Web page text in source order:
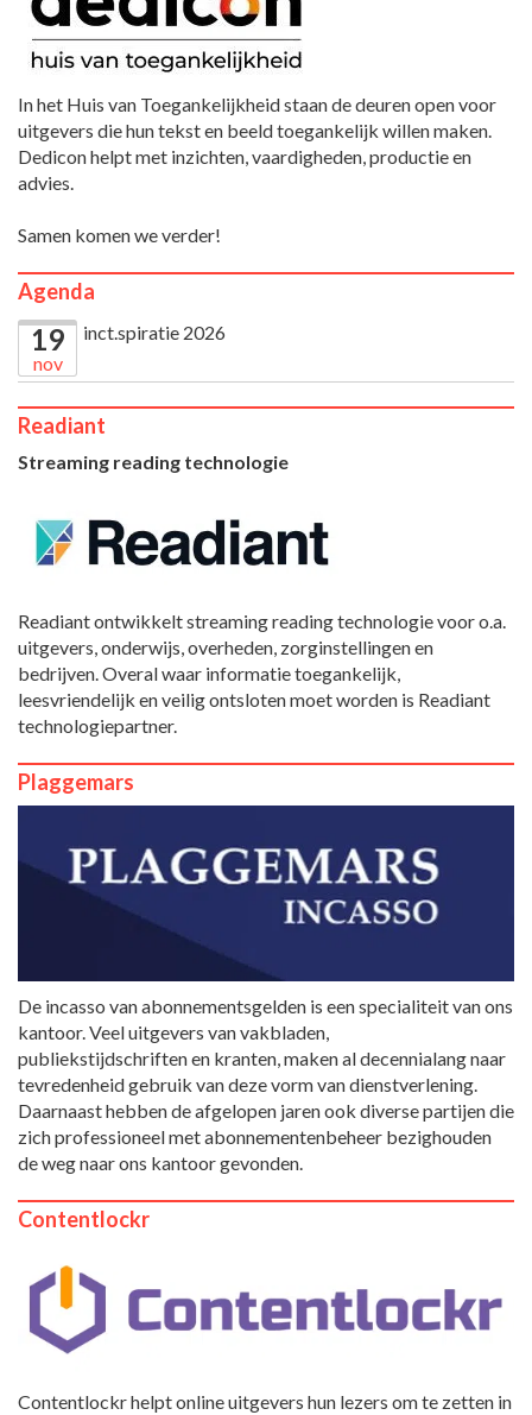
In het Huis van Toegankelijkheid staan de deuren open voor
uitgevers die hun tekst en beeld toegankelijk willen maken.
Dedicon helpt met inzichten, vaardigheden, productie en
advies.
Samen komen we verder!
Agenda
19
nov
inct.spiratie 2026
Readiant
Streaming reading technologie
Readiant ontwikkelt streaming reading technologie voor o.a.
uitgevers, onderwijs, overheden, zorginstellingen en
bedrijven. Overal waar informatie toegankelijk,
leesvriendelijk en veilig ontsloten moet worden is Readiant
technologiepartner.
Plaggemars
De incasso van abonnementsgelden is een specialiteit van ons
kantoor. Veel uitgevers van vakbladen,
publiekstijdschriften en kranten, maken al decennialang naar
tevredenheid gebruik van deze vorm van dienstverlening.
Daarnaast hebben de afgelopen jaren ook diverse partijen die
zich professioneel met abonnementenbeheer bezighouden
de weg naar ons kantoor gevonden.
Contentlockr
Contentlockr helpt online uitgevers hun lezers om te zetten in